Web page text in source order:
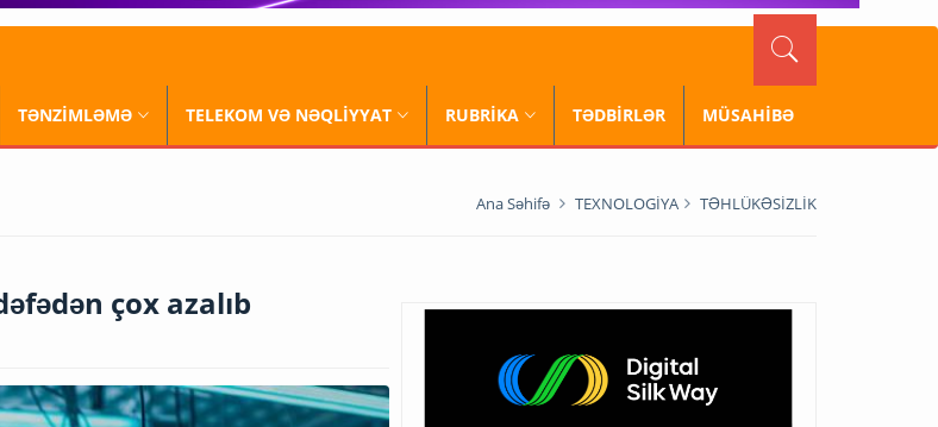
TƏNZİMLƏMƏ TELEKOM VƏ NƏQLİYYAT RUBRİKA TƏDBİRLƏR MÜSAHİBƏ
Ana Səhifə TEXNOLOGİYA TƏHLÜKƏSİZLİK
çox azalıb